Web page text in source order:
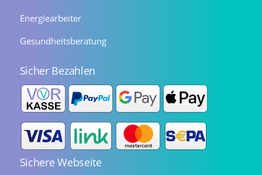
Energiearbeiter
Gesundheitsberatung
Sicher Bezahlen
Sichere Webseite